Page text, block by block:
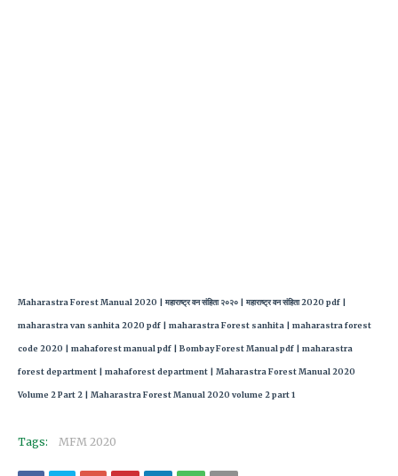
Maharastra Forest Manual 2020 | महाराष्ट्र वन संहिता २०२० | महाराष्ट्र वन संहिता 2020 pdf |
maharastra van sanhita 2020 pdf | maharastra Forest sanhita | maharastra forest
code 2020 | mahaforest manual pdf | Bombay Forest Manual pdf | maharastra
forest department | mahaforest department | Maharastra Forest Manual 2020
Volume 2 Part 2 | Maharastra Forest Manual 2020 volume 2 part 1
Tags: MFM 2020